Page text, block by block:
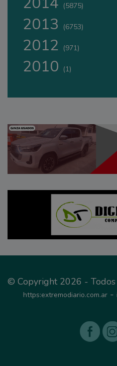
(5875)
2013 (6753)
2012 (971)
2010 (1)
© Copyright 2026 -
https:extremodiario.com.ar -